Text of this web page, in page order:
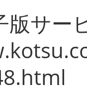
版サー